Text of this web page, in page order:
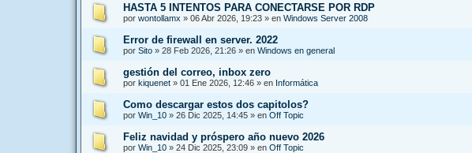
HASTA 5 INTENTOS PARA CONECTARSE POR RDP
por wontollamx » 06 Abr 2026, 19:23 » en Windows Server 2008
Error de firewall en server. 2022
por Sito » 28 Feb 2026, 21:26 » en Windows en general
gestión del correo, inbox zero
por kiquenet » 01 Ene 2026, 12:46 » en Informática
Como descargar estos dos capitolos?
por Win_10 » 26 Dic 2025, 14:45 » en Off Topic
Feliz navidad y próspero año nuevo 2026
por Win_10 » 24 Dic 2025, 23:09 » en Off Topic